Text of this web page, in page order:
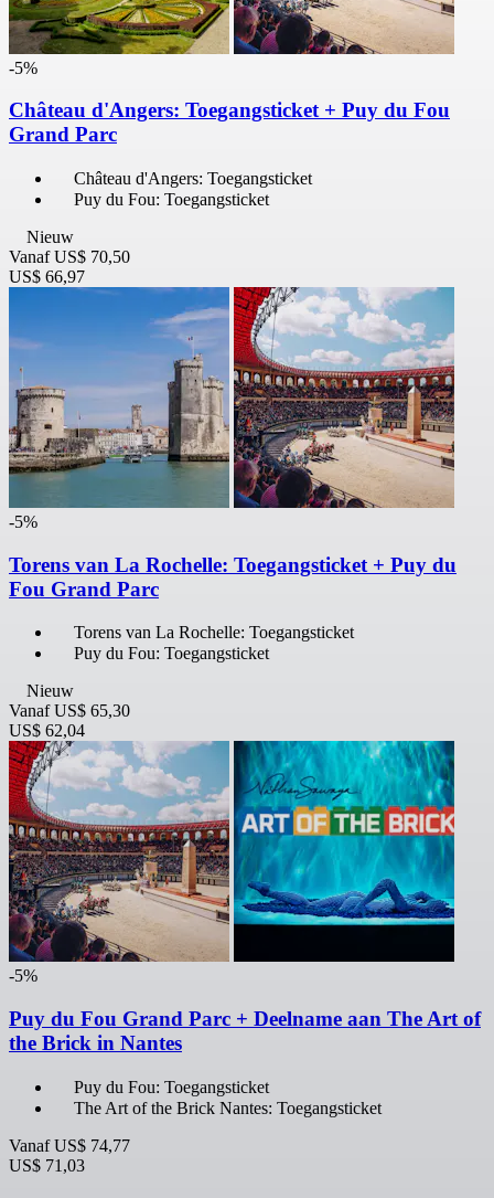
-5%
Château d'Angers: Toegangsticket + Puy du Fou
Grand Parc
Château d'Angers: Toegangsticket
Puy du Fou: Toegangsticket
Nieuw
Vanaf US$ 70,50
US$ 66,97
-5%
Torens van La Rochelle: Toegangsticket + Puy du
Fou Grand Parc
Torens van La Rochelle: Toegangsticket
Puy du Fou: Toegangsticket
Nieuw
Vanaf US$ 65,30
US$ 62,04
-5%
Puy du Fou Grand Parc + Deelname aan The Art of
the Brick in Nantes
Puy du Fou: Toegangsticket
The Art of the Brick Nantes: Toegangsticket
Vanaf US$ 74,77
US$ 71,03